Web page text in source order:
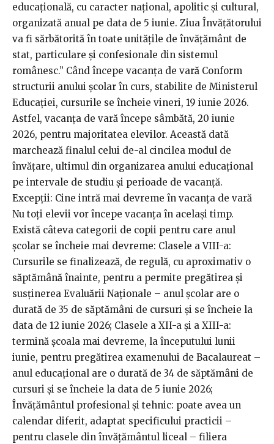
educaţională, cu caracter naţional, apolitic şi cultural,
organizată anual pe data de 5 iunie. Ziua Învăţătorului
va fi sărbătorită în toate unităţile de învăţământ de
stat, particulare şi confesionale din sistemul
românesc.” Când începe vacanța de vară Conform
structurii anului școlar în curs, stabilite de Ministerul
Educației, cursurile se încheie vineri, 19 iunie 2026.
Astfel, vacanța de vară începe sâmbătă, 20 iunie
2026, pentru majoritatea elevilor. Această dată
marchează finalul celui de-al cincilea modul de
învățare, ultimul din organizarea anului educațional
pe intervale de studiu și perioade de vacanță.
Excepții: Cine intră mai devreme în vacanța de vară
Nu toți elevii vor începe vacanța în același timp.
Există câteva categorii de copii pentru care anul
școlar se încheie mai devreme: Clasele a VIII-a:
Cursurile se finalizează, de regulă, cu aproximativ o
săptămână înainte, pentru a permite pregătirea și
susținerea Evaluării Naționale – anul şcolar are o
durată de 35 de săptămâni de cursuri şi se încheie la
data de 12 iunie 2026; Clasele a XII-a și a XIII-a:
termină școala mai devreme, la începutului lunii
iunie, pentru pregătirea examenului de Bacalaureat –
anul educațional are o durată de 34 de săptămâni de
cursuri şi se încheie la data de 5 iunie 2026;
Învățământul profesional și tehnic: poate avea un
calendar diferit, adaptat specificului practicii –
pentru clasele din învăţământul liceal – filiera